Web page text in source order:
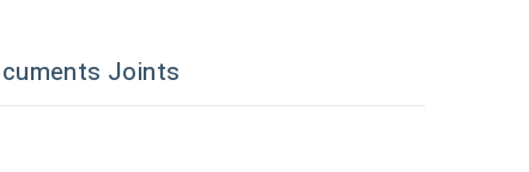
Joints